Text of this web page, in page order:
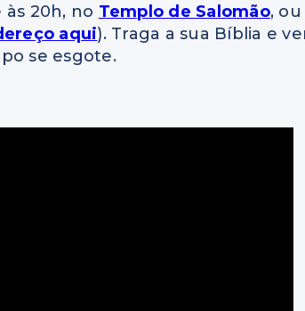
20h, no Templo de Salomão,
aqui). Traga a sua Bíblia e
se esgote.